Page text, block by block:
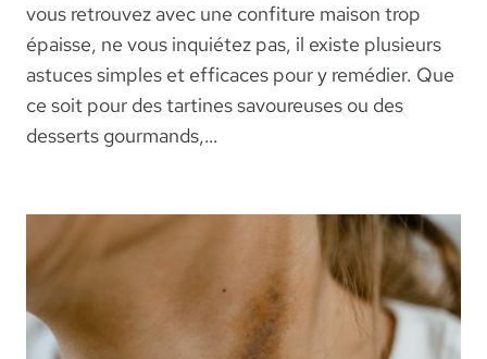
vous retrouvez avec une confiture maison trop
épaisse, ne vous inquiétez pas, il existe plusieurs
astuces simples et efficaces pour y remédier. Que
ce soit pour des tartines savoureuses ou des
desserts gourmands,…